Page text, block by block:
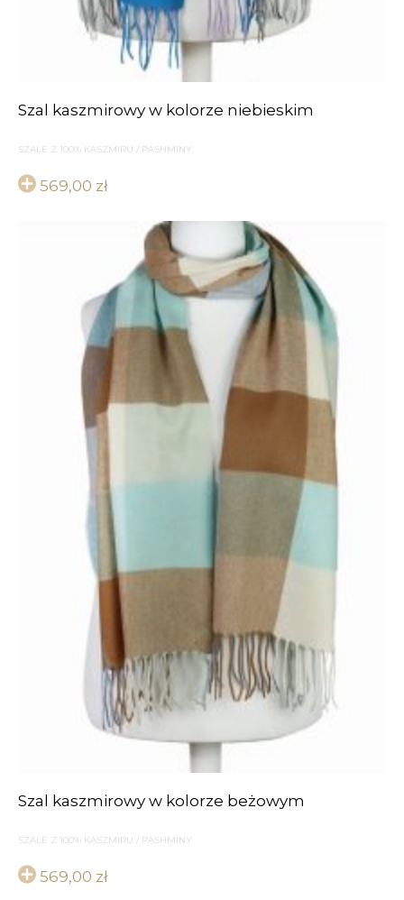
Szal kaszmirowy w kolorze niebieskim
SZALE Z 100% KASZMIRU / PASHMINY
569,00 zł
Szal kaszmirowy w kolorze beżowym
SZALE Z 100% KASZMIRU / PASHMINY
569,00 zł